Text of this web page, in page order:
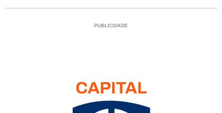
PUBLICIDADE